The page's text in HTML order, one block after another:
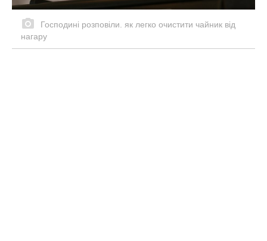
Господині розповіли. як легко очистити чайник від
нагару